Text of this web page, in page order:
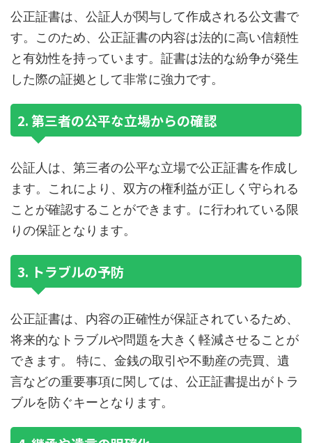
公正証書は、公証人が関与して作成される公文書で
す。このため、公正証書の内容は法的に高い信頼性
と有効性を持っています。証書は法的な紛争が発生
した際の証拠として非常に強力です。
2. 第三者の公平な立場からの確認
公証人は、第三者の公平な立場で公正証書を作成し
ます。これにより、双方の権利益が正しく守られる
ことが確認することができます。に行われている限
りの保証となります。
3. トラブルの予防
公正証書は、内容の正確性が保証されているため、
将来的なトラブルや問題を大きく軽減させることが
できます。 特に、金銭の取引や不動産の売買、遺
言などの重要事項に関しては、公正証書提出がトラ
ブルを防ぐキーとなります。